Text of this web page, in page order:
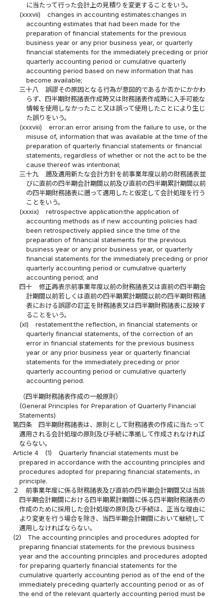
に当たって行った会計上の見積りを変更することをいう。
(xxxvii)
changes in accounting estimates:changes in
accounting estimates that had been made for the
preparation of financial statements for the previous
business year or any prior business year, or quarterly
financial statements for the immediately preceding or prior
quarterly accounting period or cumulative quarterly
accounting period based on new information that has
become available;
三十八
誤謬その原因となる行為が意図的であるか否かにかかわ
らず、四半期財務諸表作成時又は財務諸表作成時に入手可能な
情報を使用しなかったこと又は誤って使用したことにより生じ
た誤りをいう。
(xxxviii)
error:an error arising from the failure to use, or the
misuse of, information that was available at the time of the
preparation of quarterly financial statements or financial
statements, regardless of whether or not the act to be the
cause thereof was intentional;
三十九
遡及適用新たな会計方針を前事業年度以前の財務諸表並
びに直前の四半期会計期間以前及び直前の四半期累計期間以前
の四半期財務諸表に遡って適用したと仮定して会計処理を行う
ことをいう。
(xxxix)
retrospective application:the application of
accounting methods as if new accounting policies had
been retrospectively applied since the time of the
preparation of financial statements for the previous
business year or any prior business year, or quarterly
financial statements for the immediately preceding or prior
quarterly accounting period or cumulative quarterly
accounting period; and
四十
修正再表示前事業年度以前の財務諸表又は直前の四半期会
計期間以前若しくは直前の四半期累計期間以前の四半期財務諸
表における誤謬の訂正を財務諸表又は四半期財務諸表に反映す
ることをいう。
(xl)
restatement:the reflection, in financial statements or
quarterly financial statements, of the correction of an
error in financial statements for the previous business
year or any prior business year or quarterly financial
statements for the immediately preceding or prior
quarterly accounting period or cumulative quarterly
accounting period.
（四半期財務諸表作成の一般原則）
(General Principles for Preparation of Quarterly Financial
Statements)
第四条
四半期財務諸表は、原則として財務諸表の作成に当たって
適用される会計処理の原則及び手続に準拠して作成されなければ
ならない。
Article 4
(1)
Quarterly financial statements must be
prepared in accordance with the accounting principles and
procedures adopted for preparing financial statements, in
principle.
２
前事業年度に係る財務諸表及び直前の四半期会計期間又は当該
四半期会計期間における四半期累計期間に係る四半期財務諸表の
作成のために採用した会計処理の原則及び手続は、正当な理由に
より変更を行う場合を除き、当四半期会計期間において継続して
適用しなければならない。
(2)
The accounting principles and procedures adopted for
preparing financial statements for the previous business
year and the accounting principles and procedures adopted
for preparing quarterly financial statements for the
cumulative quarterly accounting period as of the end of the
immediately preceding quarterly accounting period or as of
the end of the relevant quarterly accounting period must be